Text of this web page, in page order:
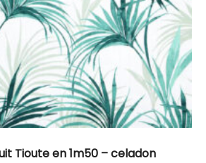
Tioute en 1m50 – celadon